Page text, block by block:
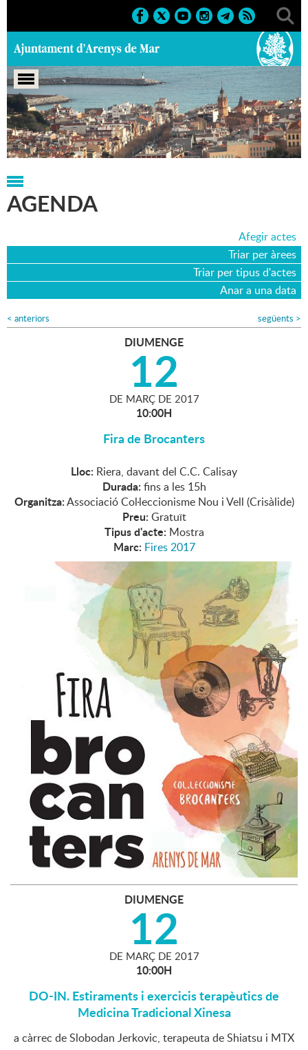
Portada > Agenda > 12-03-2017
AGENDA
Afegir actes
Triar per àrees
Triar per tipus d'actes
Anar a una data
< anteriors següents >
DIUMENGE
12
DE MARÇ DE 2017
10:00H
Fira de Brocanters
Lloc: Riera, davant del C.C. Calisay
Durada: fins a les 15h
Organitza:Associació Col·leccionisme Nou i Vell (Crisàlide)
Preu: Gratuït
Tipus d'acte: Mostra
Marc: Fires 2017
DIUMENGE
12
DE MARÇ DE 2017
10:00H
DO-IN. Estiraments i exercicis terapèutics de
Medicina Tradicional Xinesa
a càrrec de Slobodan Jerkovic, terapeuta de Shiatsu i MTX